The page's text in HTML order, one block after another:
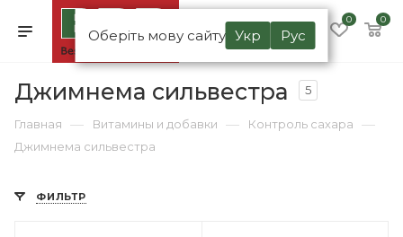
Оберіть мову сайту Укр Рус
0 0
Джимнема сильвестра 5
Главная — Витамины и добавки — Контроль сахара —
Джимнема сильвестра
ФИЛЬТР